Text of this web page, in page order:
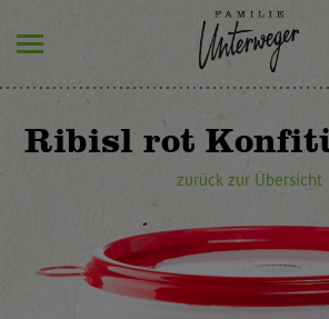
Ribisl rot
zurück zur Übersicht